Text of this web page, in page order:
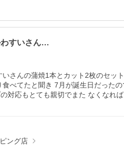
わすいさん…
さんの蒲焼1本とカット2枚のセッ
べてたと聞き 7月が誕生日だった
対応もとても親切でまた なくなれ
ング店